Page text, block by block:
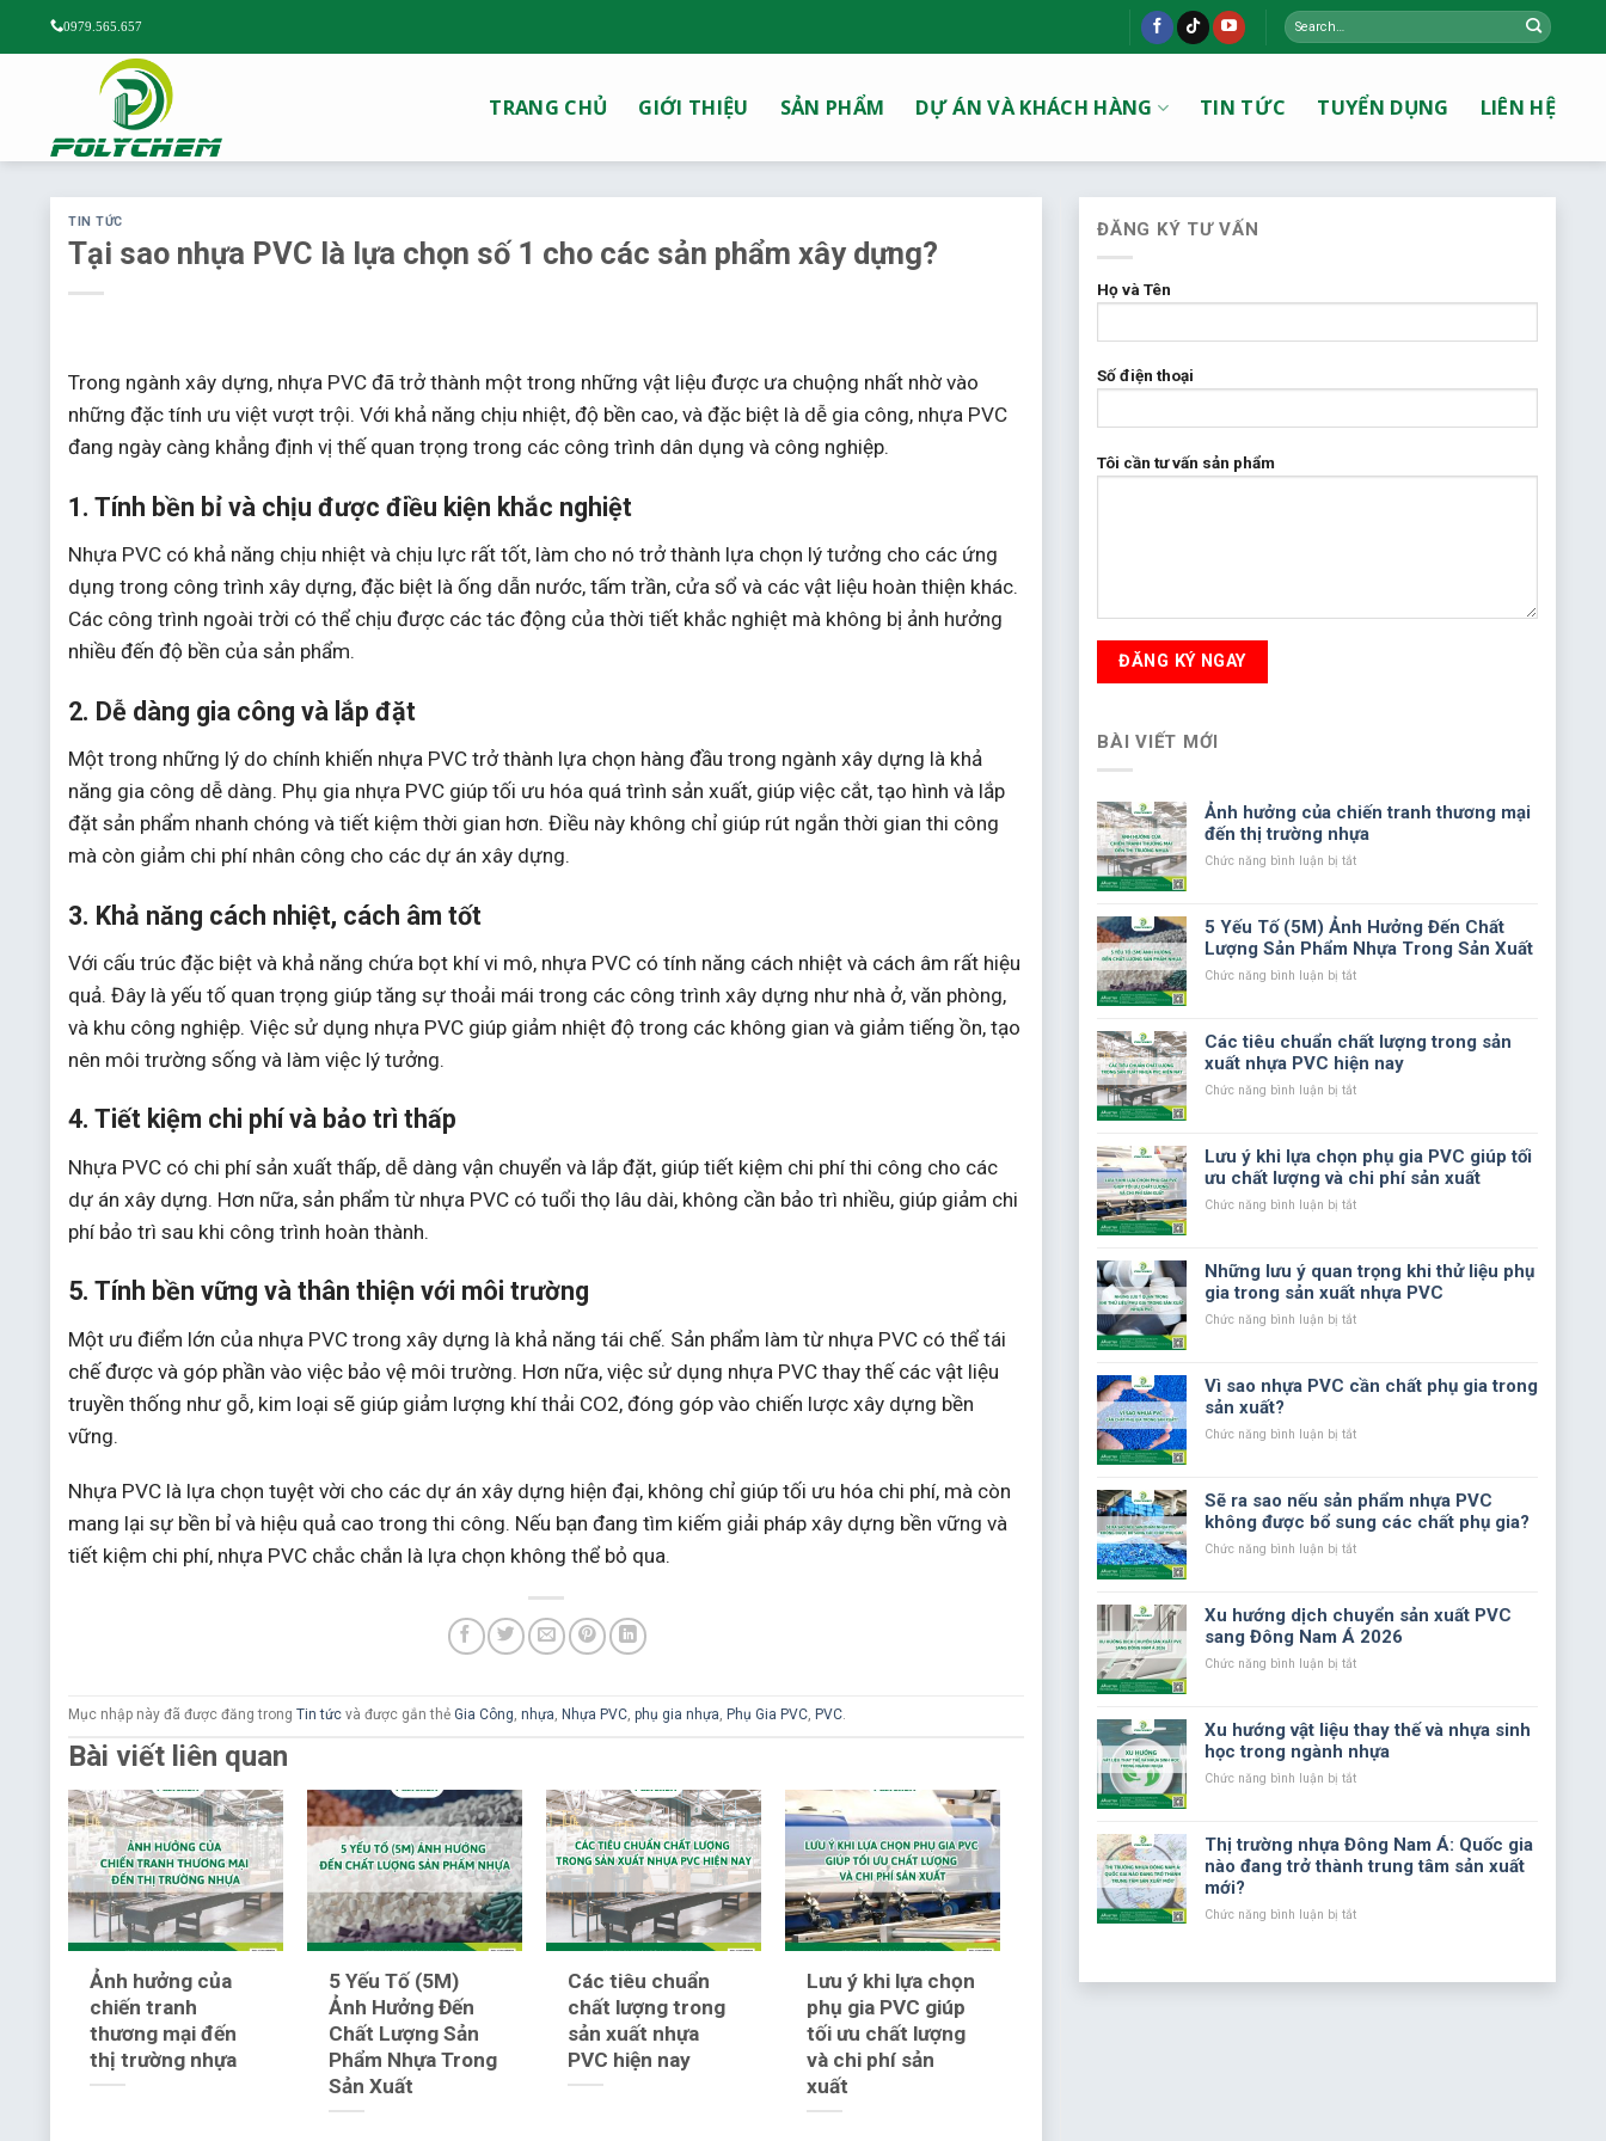
0979.565.657
Search
for:
TRANG CHỦ GIỚI THIỆU SẢN PHẨM DỰ ÁN VÀ KHÁCH HÀNG TIN TỨC TUYỂN DỤNG LIÊN HỆ
TIN TỨC
Tại sao nhựa PVC là lựa chọn số 1 cho các sản phẩm xây dựng?
Trong ngành xây dựng, nhựa PVC đã trở thành một trong những vật liệu được ưa chuộng nhất nhờ vào
những đặc tính ưu việt vượt trội. Với khả năng chịu nhiệt, độ bền cao, và đặc biệt là dễ gia công, nhựa PVC
đang ngày càng khẳng định vị thế quan trọng trong các công trình dân dụng và công nghiệp.
1. Tính bền bỉ và chịu được điều kiện khắc nghiệt
Nhựa PVC có khả năng chịu nhiệt và chịu lực rất tốt, làm cho nó trở thành lựa chọn lý tưởng cho các ứng
dụng trong công trình xây dựng, đặc biệt là ống dẫn nước, tấm trần, cửa sổ và các vật liệu hoàn thiện khác.
Các công trình ngoài trời có thể chịu được các tác động của thời tiết khắc nghiệt mà không bị ảnh hưởng
nhiều đến độ bền của sản phẩm.
2. Dễ dàng gia công và lắp đặt
Một trong những lý do chính khiến nhựa PVC trở thành lựa chọn hàng đầu trong ngành xây dựng là khả
năng gia công dễ dàng. Phụ gia nhựa PVC giúp tối ưu hóa quá trình sản xuất, giúp việc cắt, tạo hình và lắp
đặt sản phẩm nhanh chóng và tiết kiệm thời gian hơn. Điều này không chỉ giúp rút ngắn thời gian thi công
mà còn giảm chi phí nhân công cho các dự án xây dựng.
3. Khả năng cách nhiệt, cách âm tốt
Với cấu trúc đặc biệt và khả năng chứa bọt khí vi mô, nhựa PVC có tính năng cách nhiệt và cách âm rất hiệu
quả. Đây là yếu tố quan trọng giúp tăng sự thoải mái trong các công trình xây dựng như nhà ở, văn phòng,
và khu công nghiệp. Việc sử dụng nhựa PVC giúp giảm nhiệt độ trong các không gian và giảm tiếng ồn, tạo
nên môi trường sống và làm việc lý tưởng.
4. Tiết kiệm chi phí và bảo trì thấp
Nhựa PVC có chi phí sản xuất thấp, dễ dàng vận chuyển và lắp đặt, giúp tiết kiệm chi phí thi công cho các
dự án xây dựng. Hơn nữa, sản phẩm từ nhựa PVC có tuổi thọ lâu dài, không cần bảo trì nhiều, giúp giảm chi
phí bảo trì sau khi công trình hoàn thành.
5. Tính bền vững và thân thiện với môi trường
Một ưu điểm lớn của nhựa PVC trong xây dựng là khả năng tái chế. Sản phẩm làm từ nhựa PVC có thể tái
chế được và góp phần vào việc bảo vệ môi trường. Hơn nữa, việc sử dụng nhựa PVC thay thế các vật liệu
truyền thống như gỗ, kim loại sẽ giúp giảm lượng khí thải CO2, đóng góp vào chiến lược xây dựng bền
vững.
Nhựa PVC là lựa chọn tuyệt vời cho các dự án xây dựng hiện đại, không chỉ giúp tối ưu hóa chi phí, mà còn
mang lại sự bền bỉ và hiệu quả cao trong thi công. Nếu bạn đang tìm kiếm giải pháp xây dựng bền vững và
tiết kiệm chi phí, nhựa PVC chắc chắn là lựa chọn không thể bỏ qua.
Mục nhập này đã được đăng trong Tin tức và được gắn thẻ Gia Công, nhựa, Nhựa PVC, phụ gia nhựa, Phụ Gia PVC, PVC.
Bài viết liên quan
Ảnh hưởng của
chiến tranh
thương mại đến
thị trường nhựa
5 Yếu Tố (5M)
Ảnh Hưởng Đến
Chất Lượng Sản
Phẩm Nhựa Trong
Sản Xuất
Các tiêu chuẩn
chất lượng trong
sản xuất nhựa
PVC hiện nay
Lưu ý khi lựa chọn
phụ gia PVC giúp
tối ưu chất lượng
và chi phí sản
xuất
ĐĂNG KÝ TƯ VẤN
Họ và Tên
Số điện thoại
Tôi cần tư vấn sản phẩm
BÀI VIẾT MỚI
Ảnh hưởng của chiến tranh thương mại
đến thị trường nhựa
Chức năng bình luận bị tắtở
của
chiến
tranh
thương
thị
trường
nhựa
5 Yếu Tố (5M) Ảnh Hưởng Đến Chất
Lượng Sản Phẩm Nhựa Trong Sản Xuất
Chức năng bình luận bị tắtở
Tố
(5M)
Ảnh
Hưởng
Lượng
Sản
Phẩm
Nhựa
Các tiêu chuẩn chất lượng trong sản
xuất nhựa PVC hiện nay
Chức năng bình luận bị tắtở
chuẩn
chất
lượng
trong
PVC
hiện
nay
Lưu ý khi lựa chọn phụ gia PVC giúp tối
ưu chất lượng và chi phí sản xuất
Chức năng bình luận bị tắtở
lựa
chọn
phụ
giúp
tối
chất
chi
phí
sản
xuất
Những lưu ý quan trọng khi thử liệu phụ
gia trong sản xuất nhựa PVC
Chức năng bình luận bị tắtở
ý
quan
khi
phụ
gia
trong
sản
PVC
Vì sao nhựa PVC cần chất phụ gia trong
sản xuất?
Chức năng bình luận bị tắtở
nhựa
PVC
cần
chất
trong
sản
xuất?
Sẽ ra sao nếu sản phẩm nhựa PVC
không được bổ sung các chất phụ gia?
Chức năng bình luận bị tắtở
nếu
sản
phẩm
không
được
bổ
sung
phụ
gia?
Xu hướng dịch chuyển sản xuất PVC
sang Đông Nam Á 2026
Chức năng bình luận bị tắtở
dịch
chuyển
sản
xuất
Đông
Nam
Á
Xu hướng vật liệu thay thế và nhựa sinh
học trong ngành nhựa
Chức năng bình luận bị tắtở
vật
liệu
thay
và
Thị trường nhựa Đông Nam Á: Quốc gia
nào đang trở thành trung tâm sản xuất
mới?
Chức năng bình luận bị tắtở